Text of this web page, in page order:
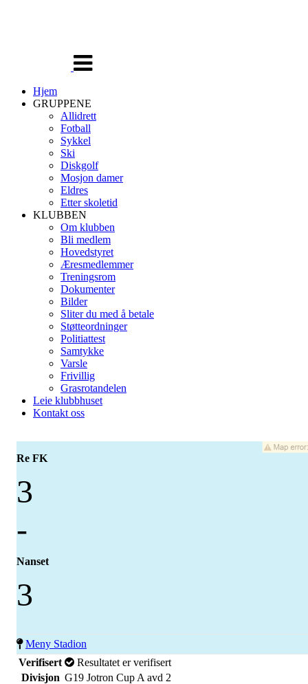
navigasjon
Hjem
GRUPPENE
Allidrett
Fotball
Sykkel
Ski
Diskgolf
Mosjon damer
Eldres
Etter skoletid
KLUBBEN
Om klubben
Bli medlem
Hovedstyret
Æresmedlemmer
Treningsrom
Dokumenter
Bilder
Sliter du med å betale
Støtteordninger
Politiattest
Samtykke
Varsle
Frivillig
Grasrotandelen
Leie klubbhuset
Kontakt oss
Re FK
3
-
Nanset
3
Meny Stadion
Verifisert
Resultatet er verifisert
Divisjon G19 Jotron Cup A avd 2